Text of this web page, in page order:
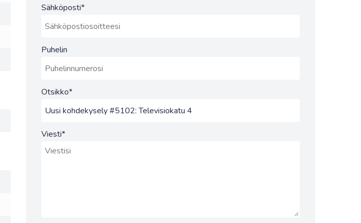
Sähköposti*
Puhelin
Otsikko*
Viesti*